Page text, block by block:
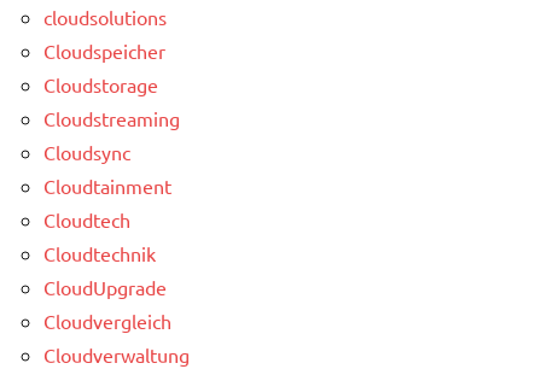
cloudsolutions
Cloudspeicher
Cloudstorage
Cloudstreaming
Cloudsync
Cloudtainment
Cloudtech
Cloudtechnik
CloudUpgrade
Cloudvergleich
Cloudverwaltung